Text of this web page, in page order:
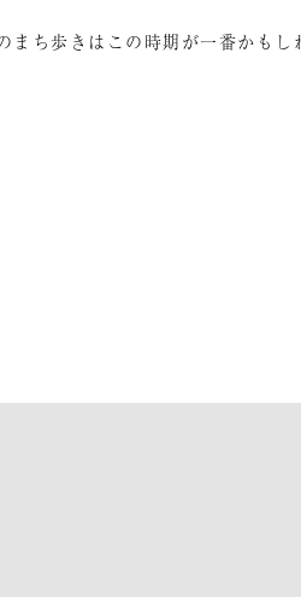
ち歩きはこの時期が一番かもし